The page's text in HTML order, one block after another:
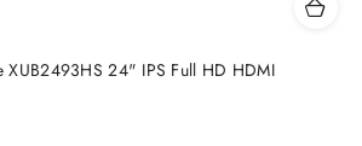
24" IPS Full HD HDMI